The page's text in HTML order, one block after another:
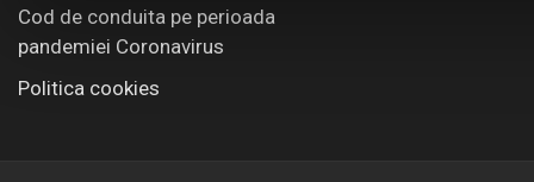
Cod de conduita pe perioada
pandemiei Coronavirus
Politica cookies